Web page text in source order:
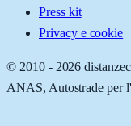
Press kit
Privacy e cookie
© 2010 - 2026
ANAS, Autostrade per